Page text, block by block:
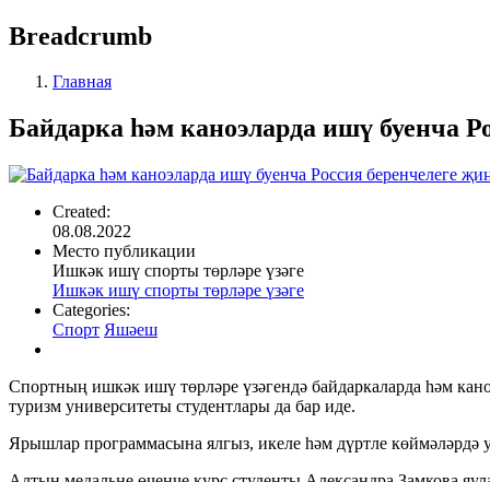
Breadcrumb
Главная
Байдарка һәм каноэларда ишү буенча
Created:
08.08.2022
Место публикации
Ишкәк ишү спорты төрләре үзәге
Ишкәк ишү спорты төрләре үзәге
Categories:
Спорт Яшәеш
Спортның ишкәк ишү төрләре үзәгендә байдаркаларда һәм
туризм университеты студентлары да бар иде.
Ярышлар программасына ялгыз, икеле һәм дүртле көймәләрдә